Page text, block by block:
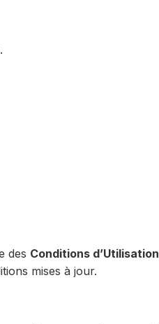
des Conditions d’Utilisation
mises à jour.